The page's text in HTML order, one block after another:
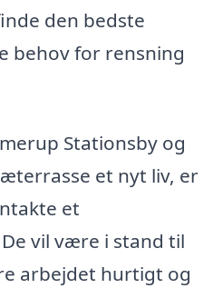
den bedste
behov for rensning
Stationsby og
et nyt liv, er
et
vil være i stand til
arbejdet hurtigt og